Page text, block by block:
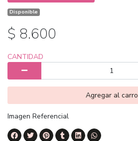
Disponible
$ 8.600
CANTIDAD
Agregar al carro
Imagen Referencial